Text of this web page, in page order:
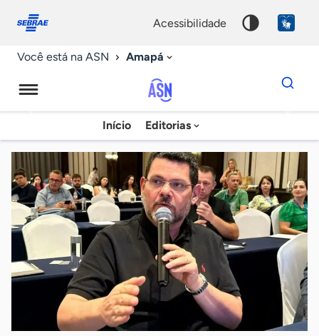
conosco
acessibilidade
Você está na ASN Amapá
Agência
Sebrae
de
Notícias
Início Editorias
Dados
para
chave